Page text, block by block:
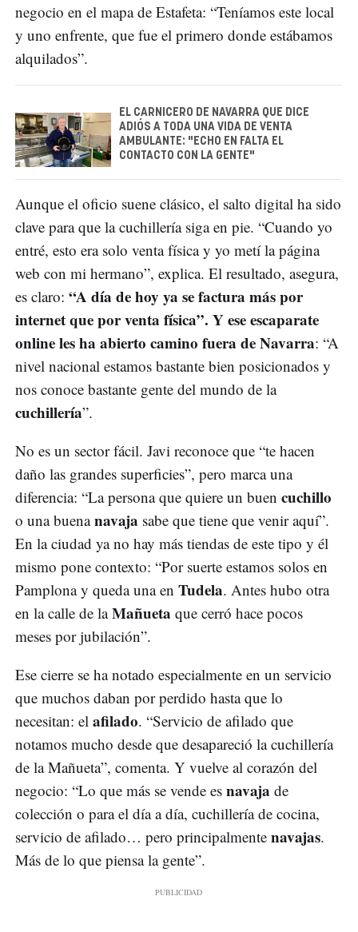
negocio en el mapa de Estafeta: “Teníamos este local
y uno enfrente, que fue el primero donde estábamos
alquilados”.
EL CARNICERO DE NAVARRA QUE DICE
ADIÓS A TODA UNA VIDA DE VENTA
AMBULANTE: "ECHO EN FALTA EL
CONTACTO CON LA GENTE"
Aunque el oficio suene clásico, el salto digital ha sido
clave para que la cuchillería siga en pie. “Cuando yo
entré, esto era solo venta física y yo metí la página
web con mi hermano”, explica. El resultado, asegura,
es claro: “A día de hoy ya se factura más por
internet que por venta física”. Y ese escaparate
online les ha abierto camino fuera de Navarra: “A
nivel nacional estamos bastante bien posicionados y
nos conoce bastante gente del mundo de la
cuchillería”.
No es un sector fácil. Javi reconoce que “te hacen
daño las grandes superficies”, pero marca una
diferencia: “La persona que quiere un buen cuchillo
o una buenanavaja sabe que tiene que venir aquí”.
En la ciudad ya no hay más tiendas de este tipo y él
mismo pone contexto: “Por suerte estamos solos en
Pamplona y queda una en Tudela. Antes hubo otra
en la calle de laMañueta que cerró hace pocos
meses por jubilación”.
Ese cierre se ha notado especialmente en un servicio
que muchos daban por perdido hasta que lo
necesitan: el afilado. “Servicio de afilado que
notamos mucho desde que desapareció la cuchillería
de la Mañueta”, comenta. Y vuelve al corazón del
negocio: “Lo que más se vende es navaja de
colección o para el día a día, cuchillería de cocina,
servicio de afilado… pero principalmente navajas.
Más de lo que piensa la gente”.